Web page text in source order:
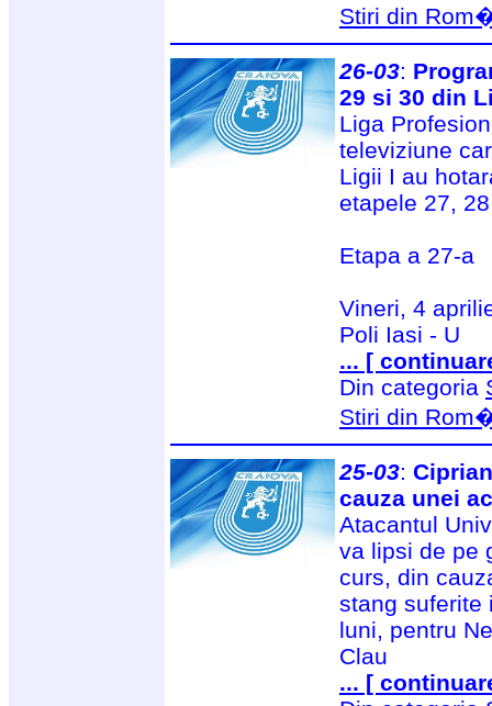
Stiri din
26-03:
29 si 30 din
Liga
televiziune
Ligii I au
etapele 27,
Etapa a 27-a
Vineri, 4
Poli Iasi - U
... [
Din categoria
Stiri din
25-03:
cauza unei
Atacantul
va lipsi de pe
curs, din
stang suferite
luni, pentru
Clau
... [